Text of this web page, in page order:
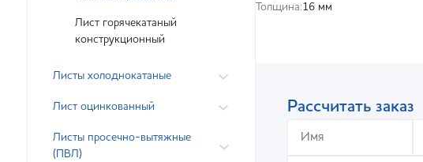
Лист горячекатаный
конструкционный
Листы холоднокатаные
Лист оцинкованный
Листы просечно-вытяжные
(ПВЛ)
Толщина:16 мм
Рассчитать заказ